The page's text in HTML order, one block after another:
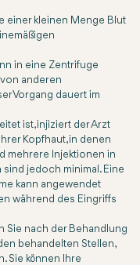
einer kleinen Menge Blut
in eine Zentrifuge
anderen
Vorgang dauert im
ist, injiziert der Arzt
Kopfhaut, in denen
mehrere Injektionen in
jedoch minimal. Eine
kann angewendet
während des Eingriffs
Sie nach der Behandlung
behandelten Stellen,
Sie können Ihre